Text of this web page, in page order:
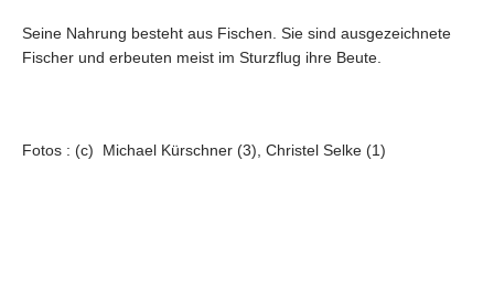
Seine Nahrung besteht aus Fischen. Sie sind ausgezeichnete
Fischer und erbeuten meist im Sturzflug ihre Beute.
Fotos : (c) Michael Kürschner (3), Christel Selke (1)